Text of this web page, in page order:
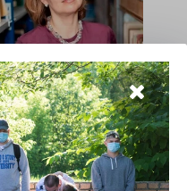
0
себя